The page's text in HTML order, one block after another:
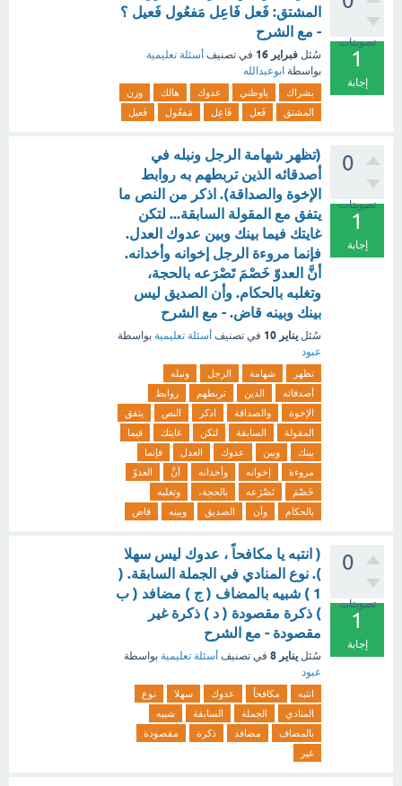
تصويتات
1
إجابة
المشتق: فَعل فَاعِل مَفعُول فَعيل ؟
- مع الشرح
سُئل فبراير 16 في تصنيف أسئلة تعليمية
بواسطة ابوعبدالله
بشراك ياوطني عدوك هالك
وزن
المشتق
فَعل فَاعِل مَفعُول فَعيل
0
تصويتات
1
إجابة
(تظهر شهامة الرجل ونبله في
أصدقائه الذين تربطهم به روابط
الإخوة والصداقة). اذكر من النص ما
يتفق مع المقولة السابقة... لتكن
غايتك فيما بينك وبين عدوك العدل.
فإنما مروءة الرجل إخوانه وأخدانه.
أنَّ العدوّ خَصْمَ تَصْرَعه بالحجة،
وتغلبه بالحكام. وأن الصديق ليس
بينك وبينه قاض. - مع الشرح
سُئل يناير 10 في تصنيف أسئلة تعليمية بواسطة
عبود
تظهر شهامة الرجل
ونبله
أصدقائه
الذين تربطهم
روابط
الإخوة
والصداقة اذكر النص
يتفق
المقولة
السابقة لتكن غايتك
فيما
بينك
وبين عدوك العدل
فإنما
مروءة
إخوانه وأخدانه أنَّ
العدوّ
خَصْمَ
تَصْرَعه بالحجة،
وتغلبه
بالحكام
وأن الصديق وبينه قاض
0
تصويتات
1
إجابة
( انتبه يا مكافحاً ، عدوك ليس سهلا
). نوع المنادي في الجملة السابقة. (
1 ) شبيه بالمضاف ( ج ) مضافد ( ب
) ذكرة مقصودة ( د ) ذكرة غير
مقصودة - مع الشرح
سُئل يناير 8 في تصنيف أسئلة تعليمية بواسطة
عبود
انتبه مكافحاً عدوك سهلا
نوع
المنادي
الجملة السابقة
شبيه
بالمضاف
مضافد ذكرة
مقصودة
غير